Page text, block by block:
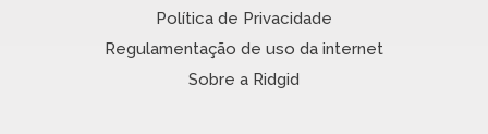
Política de Privacidade
Regulamentação de uso da internet
Sobre a Ridgid